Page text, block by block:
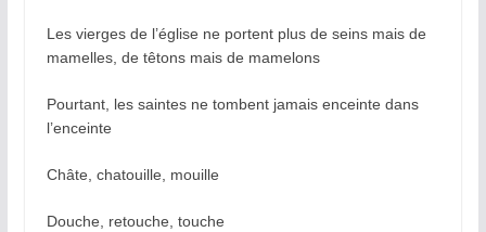
Les vierges de l’église ne portent plus de seins mais de
mamelles, de têtons mais de mamelons
Pourtant, les saintes ne tombent jamais enceinte dans
l’enceinte
Châte, chatouille, mouille
Douche, retouche, touche